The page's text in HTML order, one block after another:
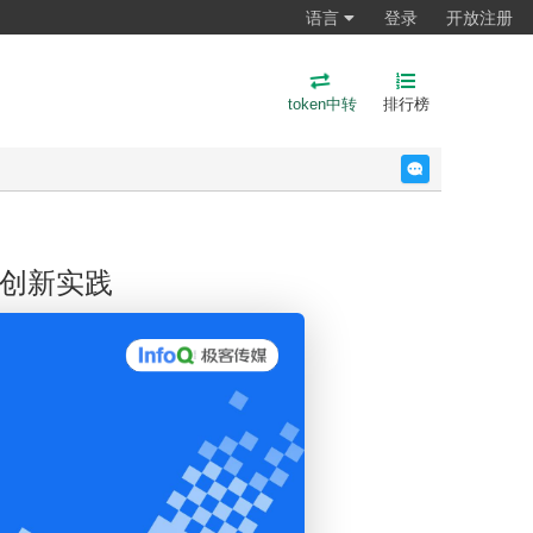
语言 登录 开放注册
token中转 排行榜
新实践